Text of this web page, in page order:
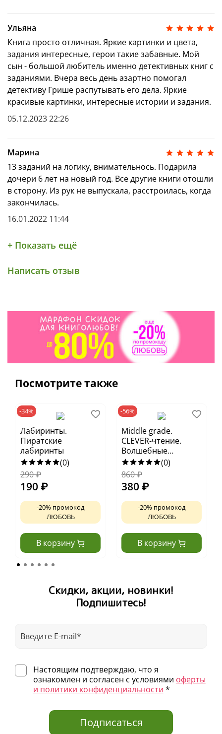
Ульяна
Книга просто отличная. Яркие картинки и цвета,
задания интересные, герои такие забавные. Мой
сын - большой любитель именно детективных книг с
заданиями. Вчера весь день азартно помогал
детективу Грише распутывать его дела. Яркие
красивые картинки, интересные истории и задания.
05.12.2023 22:26
Марина
13 заданий на логику, внимательнось. Подарила
дочери 6 лет на новый год. Все другие книги отошли
в сторону. Из рук не выпускала, расстроилась, когда
закончилась.
16.01.2022 11:44
+ Показать ещё
Написать отзыв
Посмотрите также
-34%
Лабиринты.
Пиратские
лабиринты
(0)
290₽
190 ₽
-20% промокод
ЛЮБОВЬ
В корзину
-56%
Middle grade.
CLEVER-чтение.
Волшебные
спасатели и дверь в
Воображандию
(0)
860₽
380 ₽
-20% промокод
ЛЮБОВЬ
В корзину
Скидки, акции, новинки!
Подпишитесь!
Настоящим подтверждаю, что я
ознакомлен и согласен с условиями оферты
и политики конфиденциальности *
Подписаться